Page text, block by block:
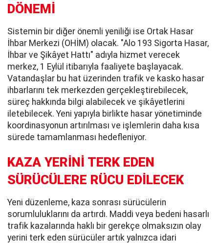
DÖNEMİ
Sistemin bir diğer önemli yeniliği ise Ortak Hasar
İhbar Merkezi (OHİM) olacak. "Alo 193 Sigorta Hasar,
İhbar ve Şikâyet Hattı" adıyla hizmet verecek
merkez, 1 Eylül itibarıyla faaliyete başlayacak.
Vatandaşlar bu hat üzerinden trafik ve kasko hasar
ihbarlarını tek merkezden gerçekleştirebilecek,
süreç hakkında bilgi alabilecek ve şikâyetlerini
iletebilecek. Yeni yapıyla birlikte hasar yönetiminde
koordinasyonun artırılması ve işlemlerin daha kısa
sürede tamamlanması hedefleniyor.
KAZA YERİNİ TERK EDEN
SÜRÜCÜLERE RÜCU EDİLECEK
Yeni düzenleme, kaza sonrası sürücülerin
sorumluluklarını da artırdı. Maddi veya bedeni hasarlı
trafik kazalarında haklı bir gerekçe olmaksızın olay
yerini terk eden sürücüler artık yalnızca idari